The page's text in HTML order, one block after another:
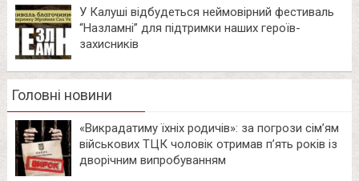
У Калуші відбудеться неймовірний фестиваль
“Назламні” для підтримки наших героїв-
захисників
Головні новини
«Викрадатиму їхніх родичів»: за погрози сім’ям
військових ТЦК чоловік отримав п’ять років із
дворічним випробуванням